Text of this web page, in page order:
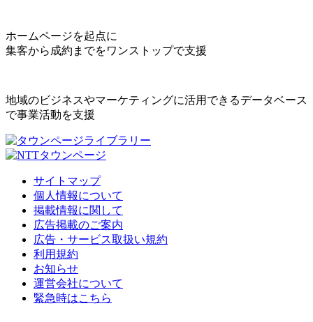
ホームページを起点に
集客から成約までをワンストップで支援
地域のビジネスやマーケティングに活用できるデータベース
で事業活動を支援
サイトマップ
個人情報について
掲載情報に関して
広告掲載のご案内
広告・サービス取扱い規約
利用規約
お知らせ
運営会社について
緊急時はこちら